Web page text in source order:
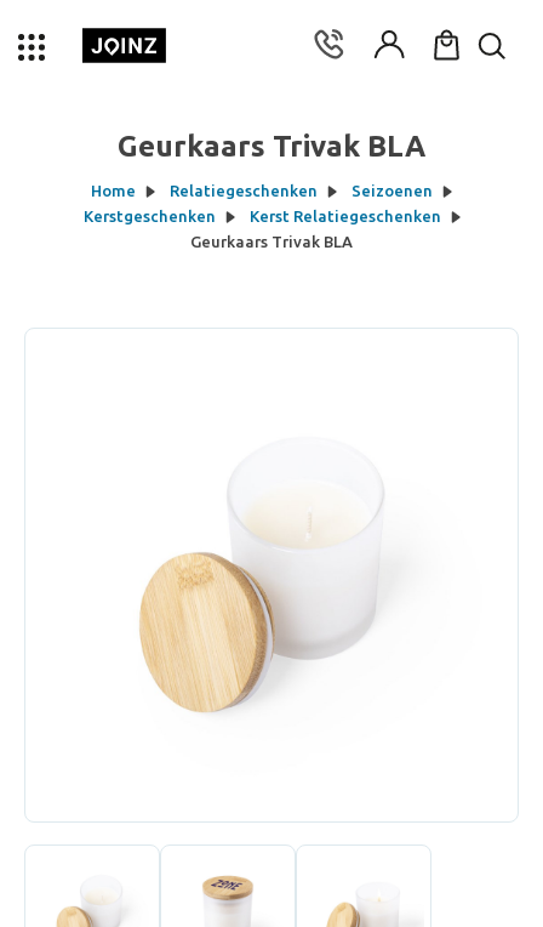
Geurkaars Trivak BLA
Home Relatiegeschenken
Seizoenen
Kerstgeschenken
Kerst Relatiegeschenken
Geurkaars Trivak BLA